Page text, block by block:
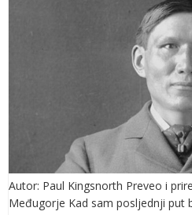
Autor: Paul Kingsnorth Preveo i
Međugorje Kad sam posljednji put